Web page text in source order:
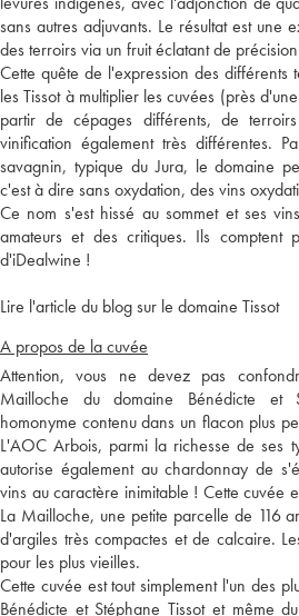
sans autres adjuvants. Le résultat est une
des terroirs via un fruit éclatant de
Cette quête de l'expression des différents
les Tissot à multiplier les cuvées (près
partir de cépages différents, de
vinification également très différentes.
savagnin, typique du Jura, le domaine
c'est à dire sans oxydation, des vins
Ce nom s'est hissé au sommet et ses
amateurs et des critiques. Ils comptent
d'iDealwine !
Lire l'article du blog sur le domaine Tissot
A propos de la cuvée
Attention, vous ne devez pas
Mailloche du domaine Bénédicte et
homonyme contenu dans un flacon plus
L'AOC Arbois, parmi la richesse de ses
autorise également au chardonnay de
vins au caractère inimitable ! Cette cuvée
La Mailloche, une petite parcelle de 116
d'argiles très compactes et de calcaire.
pour les plus vieilles.
Cette cuvée est tout simplement l'un des
Bénédicte et Stéphane Tissot et même